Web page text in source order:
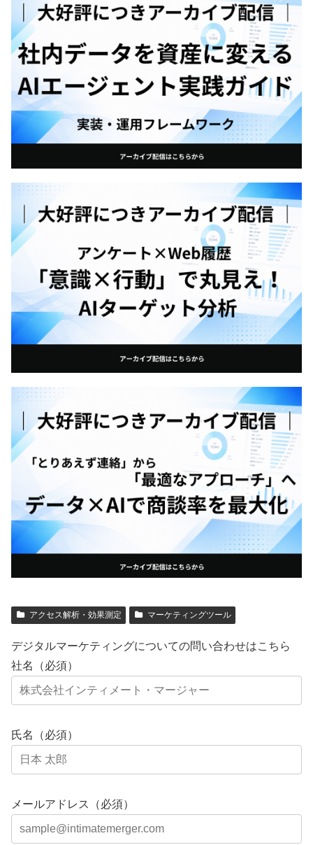
アクセス解析・効果測定 マーケティングツール
デジタルマーケティングについての問い合わせはこちら
社名（必須）
氏名（必須）
メールアドレス（必須）